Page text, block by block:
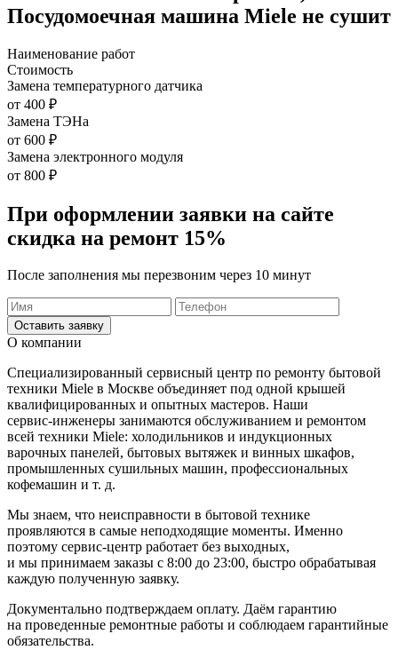
Посудомоечная машина Miele не сушит
Наименование работ
Стоимость
Замена температурного датчика
от 400 ₽
Замена ТЭНа
от 600 ₽
Замена электронного модуля
от 800 ₽
При оформлении заявки на сайте
скидка на ремонт 15%
После заполнения мы перезвоним через 10 минут
Оставить заявку
О компании
Специализированный сервисный центр по ремонту бытовой
техники Miele в Москве объединяет под одной крышей
квалифицированных и опытных мастеров. Наши
сервис-инженеры занимаются обслуживанием и ремонтом
всей техники Miele: холодильников и индукционных
варочных панелей, бытовых вытяжек и винных шкафов,
промышленных сушильных машин, профессиональных
кофемашин и т. д.
Мы знаем, что неисправности в бытовой технике
проявляются в самые неподходящие моменты. Именно
поэтому сервис-центр работает без выходных,
и мы принимаем заказы с 8:00 до 23:00, быстро обрабатывая
каждую полученную заявку.
Документально подтверждаем оплату. Даём гарантию
на проведенные ремонтные работы и соблюдаем гарантийные
обязательства.